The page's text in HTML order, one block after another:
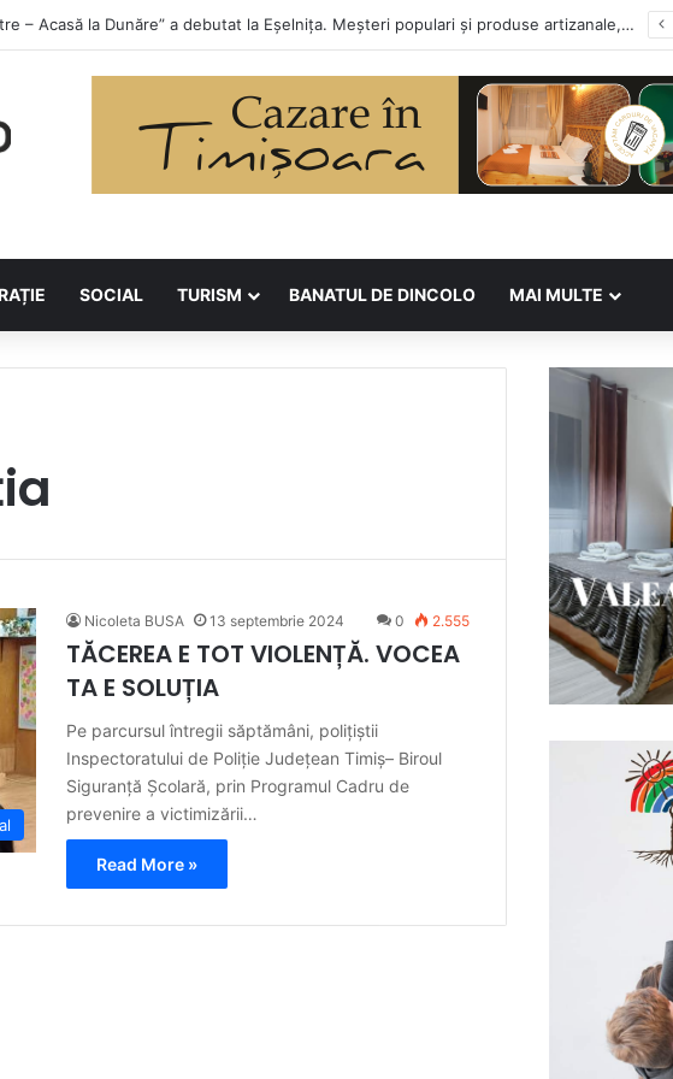
la Asociația BUNETI
SOCIAL TURISM BANATUL DE DINCOLO MAI MULTE
Nicoleta BUSA 13 septembrie 2024 0 2.555
TĂCEREA E TOT VIOLENȚĂ. VOCEA
TA E SOLUȚIA
Pe parcursul întregii săptămâni, polițiștii
Inspectoratului de Poliție Județean Timiș– Biroul
Siguranță Școlară, prin Programul Cadru de
prevenire a victimizării…
Read More »